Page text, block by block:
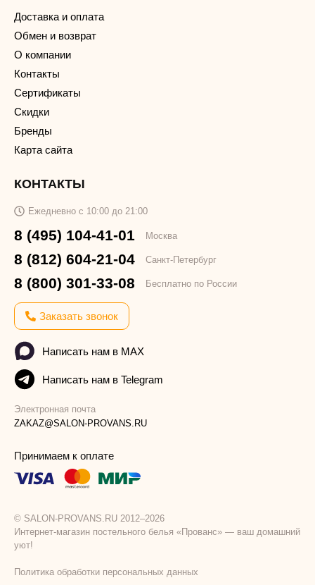
Доставка и оплата
Обмен и возврат
О компании
Контакты
Сертификаты
Скидки
Бренды
Карта сайта
КОНТАКТЫ
Ежедневно с 10:00 до 21:00
8 (495) 104-41-01 Москва
8 (812) 604-21-04 Санкт-Петербург
8 (800) 301-33-08 Бесплатно по России
Заказать звонок
Написать нам в MAX
Написать нам в Telegram
Электронная почта
ZAKAZ@SALON-PROVANS.RU
Принимаем к оплате
© SALON-PROVANS.RU 2012–2026
Интернет-магазин постельного белья «Прованс» — ваш домашний
уют!
Политика обработки персональных данных